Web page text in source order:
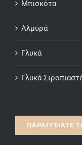
Μπισκότα
Αλμυρά
Γλυκά
Γλυκά
ΠΑΡΑΓΓΕΙΛΤΕ